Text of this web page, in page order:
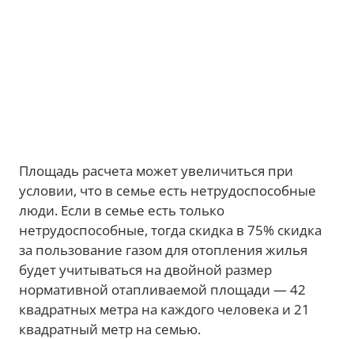
Площадь расчета может увеличиться при
условии, что в семье есть нетрудоспособные
люди. Если в семье есть только
нетрудоспособные, тогда скидка в 75% скидка
за пользование газом для отопления жилья
будет учитываться на двойной размер
нормативной отапливаемой площади — 42
квадратных метра на каждого человека и 21
квадратный метр на семью.